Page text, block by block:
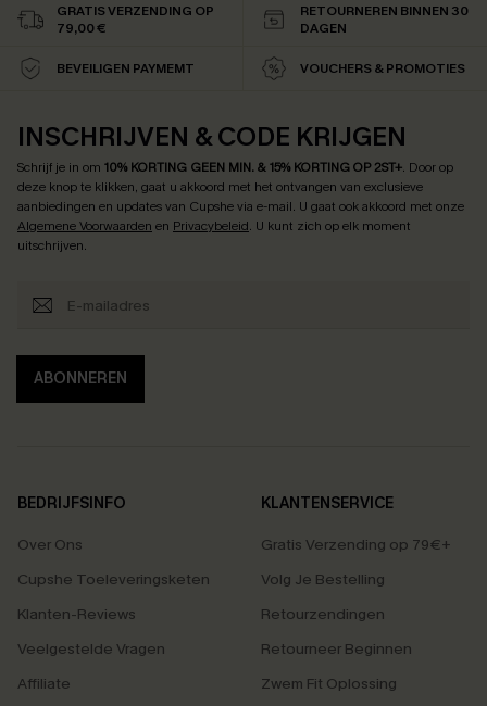
GRATIS VERZENDING OP
79,00 €
RETOURNEREN BINNEN 30
DAGEN
BEVEILIGEN PAYMEMT VOUCHERS & PROMOTIES
INSCHRIJVEN & CODE KRIJGEN
Schrijf je in om 10% KORTING GEEN MIN. & 15% KORTING OP 2ST+. Door op
deze knop te klikken, gaat u akkoord met het ontvangen van exclusieve
aanbiedingen en updates van Cupshe via e-mail. U gaat ook akkoord met onze
Algemene Voorwaarden en Privacybeleid. U kunt zich op elk moment
uitschrijven.
ABONNEREN
BEDRIJFSINFO
Over Ons
Cupshe Toeleveringsketen
Klanten-Reviews
Veelgestelde Vragen
Affiliate
KLANTENSERVICE
Gratis Verzending op 79€+
Volg Je Bestelling
Retourzendingen
Retourneer Beginnen
Zwem Fit Oplossing